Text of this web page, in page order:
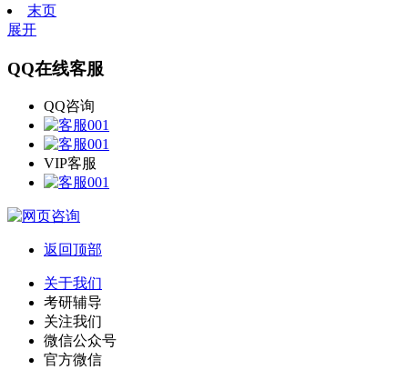
末页
展开
QQ在线客服
QQ咨询
VIP客服
返回顶部
关于我们
考研辅导
关注我们
微信公众号
官方微信